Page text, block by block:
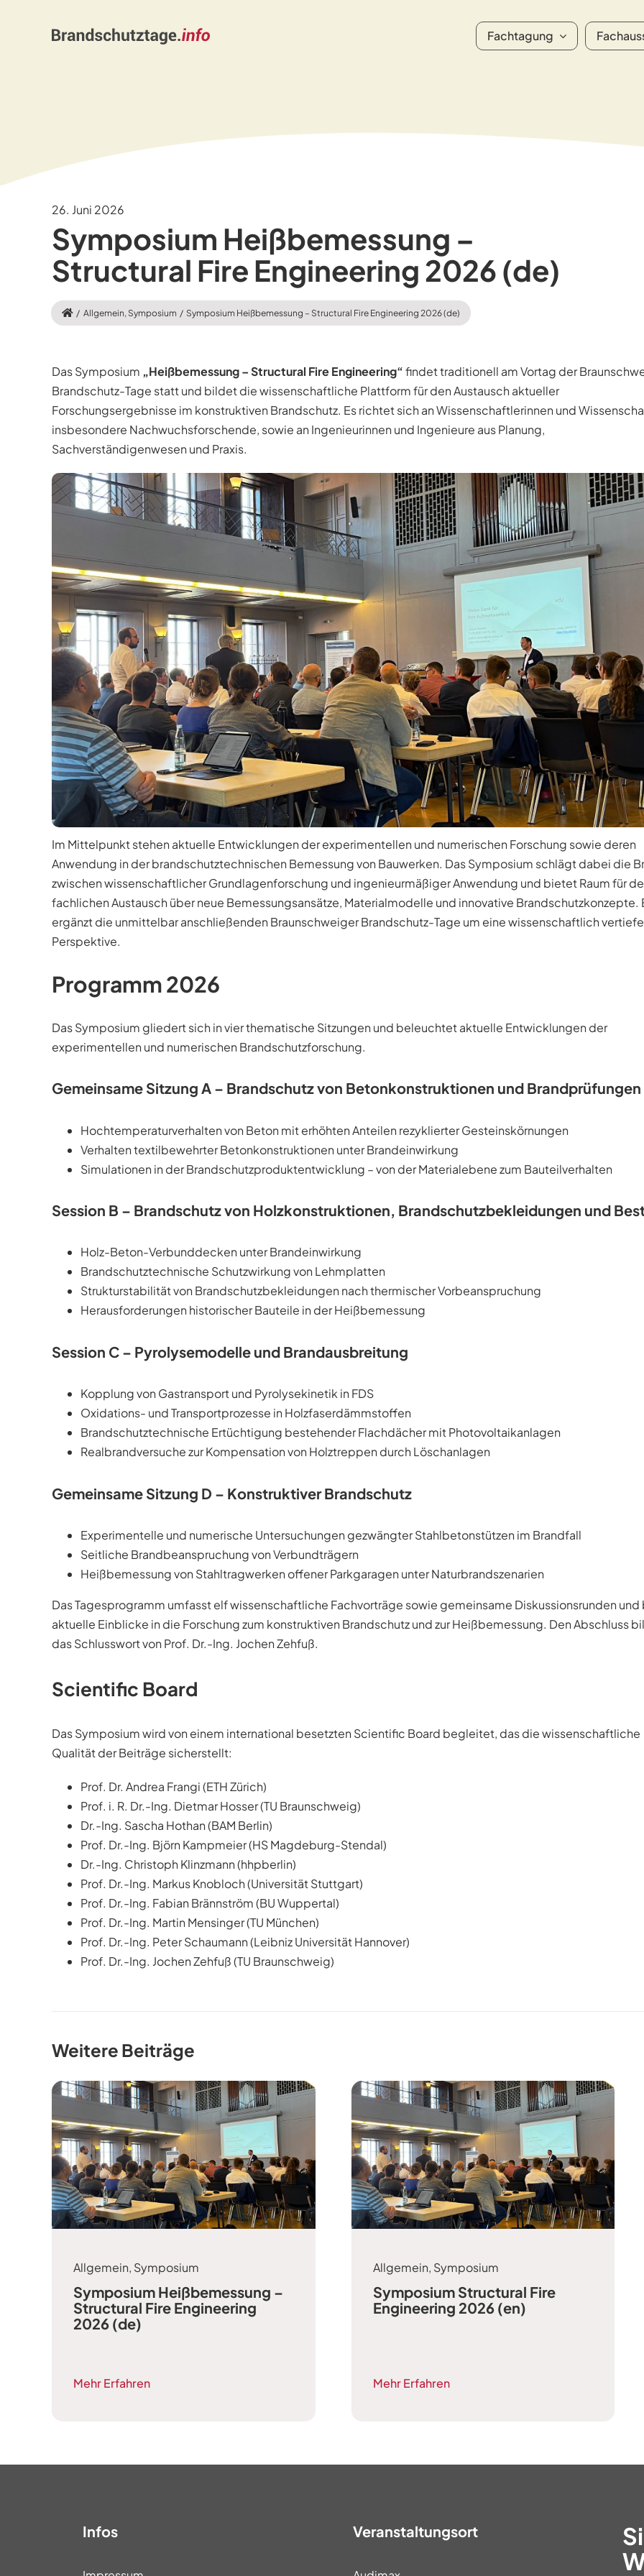
Fachtagung
26. Juni 2026
Symposium Heißbemessung –
Structural Fire Engineering 2026 (de)
Allgemein Symposium Symposium Heißbemessung – Structural Fire Engineering 2026 (de)
Das Symposium „Heißbemessung – Structural Fire Engineering“findet traditionell am Vortag der
Brandschutz-Tage statt und bildet die wissenschaftliche Plattform für den Austausch aktueller
Forschungsergebnisse im konstruktiven Brandschutz. Es richtet sich an Wissenschaftlerinnen und
insbesondere Nachwuchsforschende, sowie an Ingenieurinnen und Ingenieure aus Planung,
Sachverständigenwesen und Praxis.
Im Mittelpunkt stehen aktuelle Entwicklungen der experimentellen und numerischen Forschung sowie deren
Anwendung in der brandschutztechnischen Bemessung von Bauwerken. Das Symposium schlägt dabei die
zwischen wissenschaftlicher Grundlagenforschung und ingenieurmäßiger Anwendung und bietet Raum für
fachlichen Austausch über neue Bemessungsansätze, Materialmodelle und innovative Brandschutzkonzepte.
ergänzt die unmittelbar anschließenden Braunschweiger Brandschutz-Tage um eine wissenschaftlich
Perspektive.
Programm 2026
Das Symposium gliedert sich in vier thematische Sitzungen und beleuchtet aktuelle Entwicklungen der
experimentellen und numerischen Brandschutzforschung.
Gemeinsame Sitzung A – Brandschutz von Betonkonstruktionen und Brandprüfungen
Hochtemperaturverhalten von Beton mit erhöhten Anteilen rezyklierter Gesteinskörnungen
Verhalten textilbewehrter Betonkonstruktionen unter Brandeinwirkung
Simulationen in der Brandschutzproduktentwicklung – von der Materialebene zum Bauteilverhalten
Session B – Brandschutz von Holzkonstruktionen, Brandschutzbekleidungen und
Holz-Beton-Verbunddecken unter Brandeinwirkung
Brandschutztechnische Schutzwirkung von Lehmplatten
Strukturstabilität von Brandschutzbekleidungen nach thermischer Vorbeanspruchung
Herausforderungen historischer Bauteile in der Heißbemessung
Session C – Pyrolysemodelle und Brandausbreitung
Kopplung von Gastransport und Pyrolysekinetik in FDS
Oxidations- und Transportprozesse in Holzfaserdämmstoffen
Brandschutztechnische Ertüchtigung bestehender Flachdächer mit Photovoltaikanlagen
Realbrandversuche zur Kompensation von Holztreppen durch Löschanlagen
Gemeinsame Sitzung D – Konstruktiver Brandschutz
Experimentelle und numerische Untersuchungen gezwängter Stahlbetonstützen im Brandfall
Seitliche Brandbeanspruchung von Verbundträgern
Heißbemessung von Stahltragwerken offener Parkgaragen unter Naturbrandszenarien
Das Tagesprogramm umfasst elf wissenschaftliche Fachvorträge sowie gemeinsame Diskussionsrunden
aktuelle Einblicke in die Forschung zum konstruktiven Brandschutz und zur Heißbemessung. Den Abschluss
das Schlusswort von Prof. Dr.-Ing. Jochen Zehfuß.
Scientific Board
Das Symposium wird von einem international besetzten Scientific Board begleitet, das die wissenschaftliche
Qualität der Beiträge sicherstellt:
Prof. Dr. Andrea Frangi (ETH Zürich)
Prof. i. R. Dr.-Ing. Dietmar Hosser (TU Braunschweig)
Dr.-Ing. Sascha Hothan (BAM Berlin)
Prof. Dr.-Ing. Björn Kampmeier (HS Magdeburg-Stendal)
Dr.-Ing. Christoph Klinzmann (hhpberlin)
Prof. Dr.-Ing. Markus Knobloch (Universität Stuttgart)
Prof. Dr.-Ing. Fabian Brännström (BU Wuppertal)
Prof. Dr.-Ing. Martin Mensinger (TU München)
Prof. Dr.-Ing. Peter Schaumann (Leibniz Universität Hannover)
Prof. Dr.-Ing. Jochen Zehfuß (TU Braunschweig)
Weitere Beiträge
Allgemein, Symposium
Symposium Heißbemessung –
Structural Fire Engineering
2026 (de)
Mehr Erfahren
Allgemein, Symposium
Symposium Structural Fire
Engineering 2026 (en)
Mehr Erfahren
Infos Veranstaltungsort